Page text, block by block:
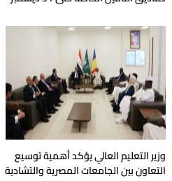
وزير التعليم العالي يؤكد أهمية توسيع
التعاون بين الجامعات المصرية والتشادية